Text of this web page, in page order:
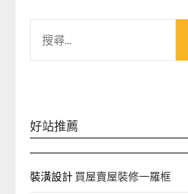
關
好站推薦
裝潢設計 買屋賣屋裝修一羅框